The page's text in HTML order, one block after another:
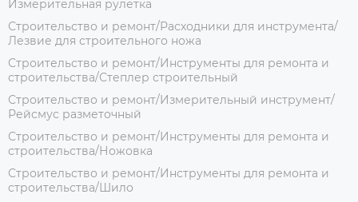
Измерительная рулетка
Строительство и ремонт/Расходники для инструмента/
Лезвие для строительного ножа
Строительство и ремонт/Инструменты для ремонта и
строительства/Степлер строительный
Строительство и ремонт/Измерительный инструмент/
Рейсмус разметочный
Строительство и ремонт/Инструменты для ремонта и
строительства/Ножовка
Строительство и ремонт/Инструменты для ремонта и
строительства/Шило